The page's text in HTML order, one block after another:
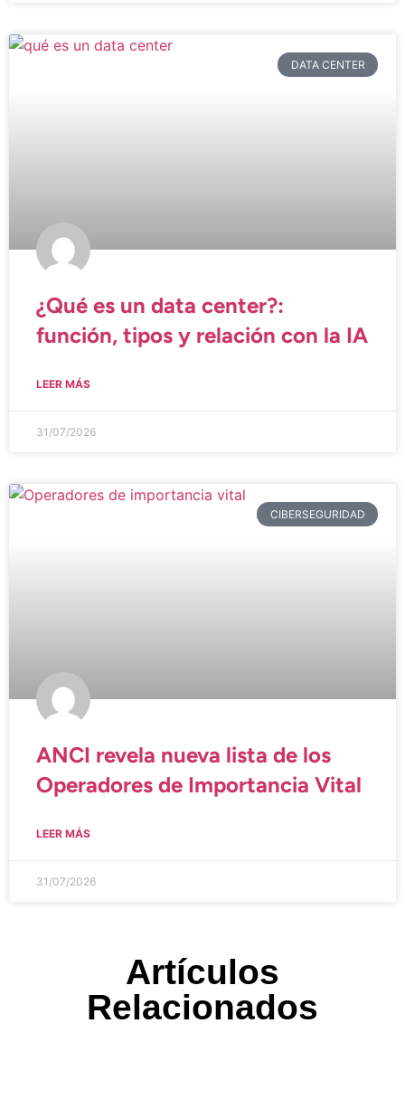
DATA CENTER
¿Qué es un data center?:
función, tipos y relación con la IA
LEER MÁS
31/07/2026
CIBERSEGURIDAD
ANCI revela nueva lista de los
Operadores de Importancia Vital
LEER MÁS
31/07/2026
Artículos
Relacionados